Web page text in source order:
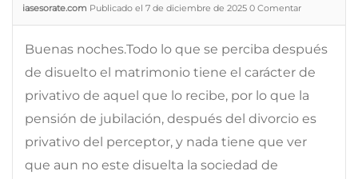
iasesorate.com Publicado el 7 de diciembre de 2025 0 Comentar
Buenas noches.Todo lo que se perciba después
de disuelto el matrimonio tiene el carácter de
privativo de aquel que lo recibe, por lo que la
pensión de jubilación, después del divorcio es
privativo del perceptor, y nada tiene que ver
que aun no este disuelta la sociedad de